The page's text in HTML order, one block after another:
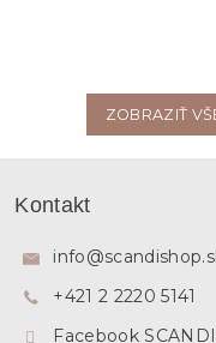
ZOBRAZIŤ
Kontakt
info@
+421 2 2220 5141
Facebook